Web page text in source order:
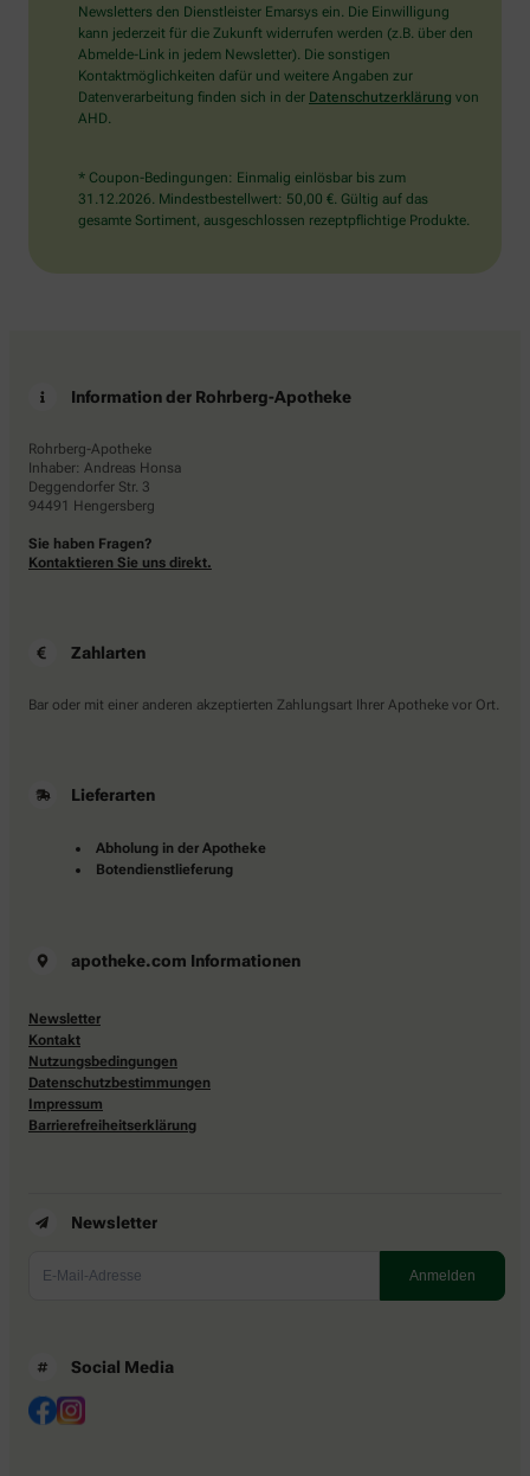
das
Flugzeug.
Newsletters den Dienstleister Emarsys ein. Die Einwilligung
kann jederzeit für die Zukunft widerrufen werden (z.B. über den
Abmelde-Link in jedem Newsletter). Die sonstigen
Kontaktmöglichkeiten dafür und weitere Angaben zur
Datenverarbeitung finden sich in der Datenschutzerklärung von
AHD.
* Coupon-Bedingungen: Einmalig einlösbar bis zum
31.12.2026. Mindestbestellwert: 50,00 €. Gültig auf das
gesamte Sortiment, ausgeschlossen rezeptpflichtige Produkte.
Information der Rohrberg-Apotheke
Rohrberg-Apotheke
Inhaber: Andreas Honsa
Deggendorfer Str. 3
94491 Hengersberg
Sie haben Fragen?
Kontaktieren Sie uns direkt.
Zahlarten
Bar oder mit einer anderen akzeptierten Zahlungsart Ihrer Apotheke vor Ort.
Lieferarten
Abholung in der Apotheke
Botendienstlieferung
apotheke.com Informationen
Newsletter
Kontakt
Nutzungsbedingungen
Datenschutzbestimmungen
Impressum
Barrierefreiheitserklärung
Newsletter
Social Media